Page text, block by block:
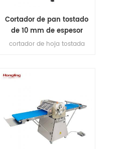
Cortador de pan tostado
de 10 mm de espesor
cortador de hoja tostada
elección, pero si tiene otros
personalizadas.